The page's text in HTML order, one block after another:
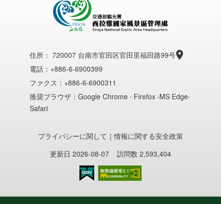
住所： 720007 台南市官田区官田里福田路99号
電話：+886-6-6900399
ファクス：+886-6-6900311
推奨ブラウザ：Google Chrome ‧ Firefox ‧MS Edge‧
Safari
プライバシーに関して ｜情報に関する安全政策
更新日 2026-08-07
訪問数 2,593,404